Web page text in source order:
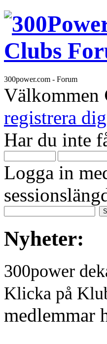
300power.com - Forum
Välkommen
registrera
Har du inte
Logga in
Nyheter:
300power
Klicka på
medlemmar